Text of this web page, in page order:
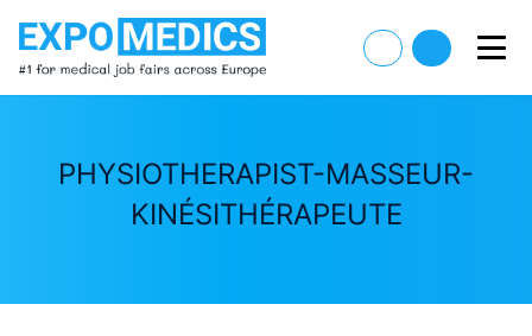
PHYSIOTHERAPIST-MASSEUR-
KINÉSITHÉRAPEUTE